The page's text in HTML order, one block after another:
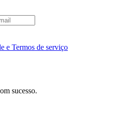
e Termos de serviço
sucesso.